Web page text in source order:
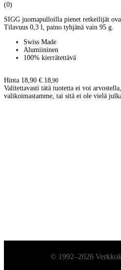
(0)
SIGG juomapulloilla pienet retkeilijät
Tilavuus 0,3 l, paino tyhjänä vain 95 g.
Swiss Made
Alumiininen
100% kierrätettävä
Hinta 18,90 €. 18,90
Valitettavasti tätä tuotetta ei voi
valikoimastamme, tai sitä ei ole vielä
Alatunniste© 1992–2026